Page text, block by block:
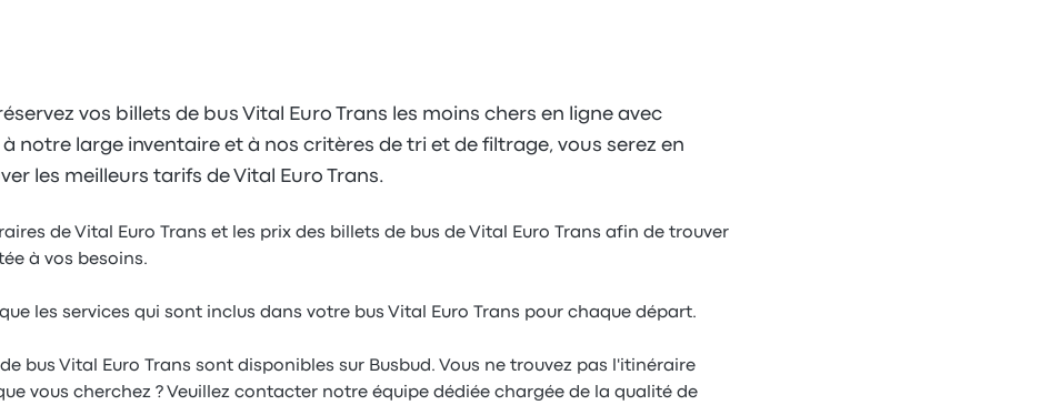
vos billets de bus Vital Euro Trans les moins chers en ligne avec
notre large inventaire et à nos critères de tri et de filtrage, vous serez en
les meilleurs tarifs de Vital Euro Trans.
de Vital Euro Trans et les prix des billets de bus de Vital Euro Trans afin de trouver
à vos besoins.
les services qui sont inclus dans votre bus Vital Euro Trans pour chaque départ.
de bus Vital Euro Trans sont disponibles sur Busbud. Vous ne trouvez pas l'itinéraire
vous cherchez ? Veuillez contacter notre équipe dédiée chargée de la qualité de